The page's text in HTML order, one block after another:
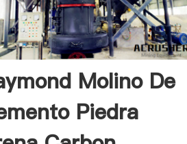
Molino De
Piedra